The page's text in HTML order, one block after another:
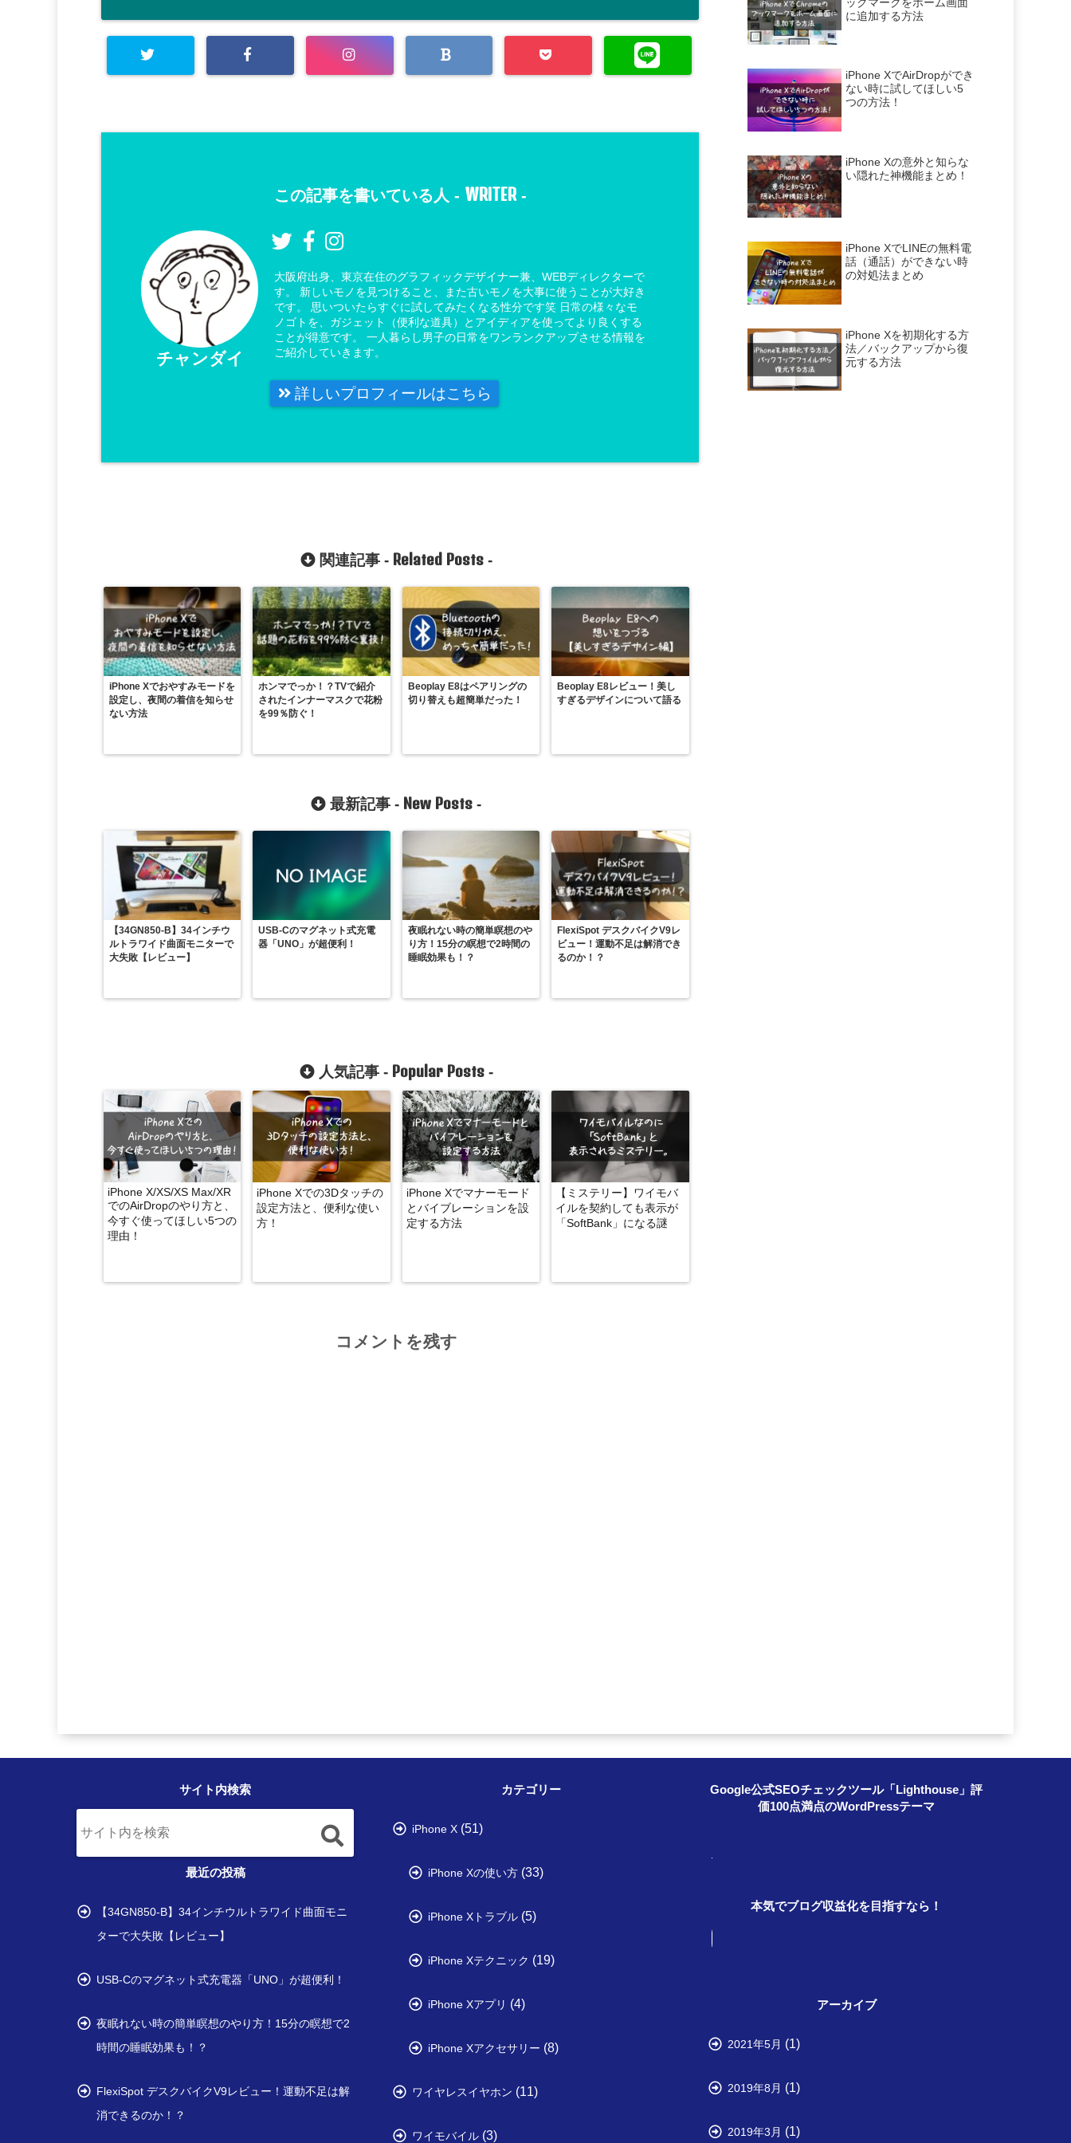
この記事を書いている人 - WRITER-
チャンダイ
大阪府出身、東京在住のグラフィックデザイナー兼、WEBディレクターで
す。 新しいモノを見つけること、また古いモノを大事に使うことが大好き
です。 思いついたらすぐに試してみたくなる性分です笑 日常の様々なモ
ノゴトを、ガジェット（便利な道具）とアイディアを使ってより良くする
ことが得意です。 一人暮らし男子の日常をワンランクアップさせる情報を
ご紹介していきます。
詳しいプロフィールはこちら
関連記事 - Related Posts-
iPhone Xでおやすみモードを
設定し、夜間の着信を知らせ
ない方法
ホンマでっか！？TVで紹介
されたインナーマスクで花粉
を99％防ぐ！
Beoplay E8はペアリングの
切り替えも超簡単だった！
Beoplay E8レビュー！美し
すぎるデザインについて語る
最新記事 - New Posts -
【34GN850-B】34インチウ
ルトラワイド曲面モニターで
大失敗【レビュー】
USB-Cのマグネット式充電
器「UNO」が超便利！
夜眠れない時の簡単瞑想のや
り方！15分の瞑想で2時間の
睡眠効果も！？
FlexiSpot デスクバイクV9レ
ビュー！運動不足は解消でき
るのか！？
人気記事 - Popular Posts-
iPhone X/XS/XS Max/XR
でのAirDropのやり方と、
今すぐ使ってほしい5つの
理由！
iPhone Xでの3Dタッチの
設定方法と、便利な使い
方！
iPhone Xでマナーモード
とバイブレーションを設
定する方法
【ミステリー】ワイモバ
イルを契約しても表示が
「SoftBank」になる謎
コメントを残す
ックマークをホーム画面
に追加する方法
iPhone XでAirDropができ
ない時に試してほしい5
つの方法！
iPhone Xの意外と知らな
い隠れた神機能まとめ！
iPhone XでLINEの無料電
話（通話）ができない時
の対処法まとめ
iPhone Xを初期化する方
法／バックアップから復
元する方法
サイト内検索
最近の投稿
【34GN850-B】34インチウルトラワイド曲面モニ
ターで大失敗【レビュー】
USB-Cのマグネット式充電器「UNO」が超便利！
夜眠れない時の簡単瞑想のやり方！15分の瞑想で2
時間の睡眠効果も！？
FlexiSpot デスクバイクV9レビュー！運動不足は解
消できるのか！？
カテゴリー
iPhone X (51)
iPhone Xの使い方 (33)
iPhone Xトラブル (5)
iPhone Xテクニック (19)
iPhone Xアプリ (4)
iPhone Xアクセサリー (8)
ワイヤレスイヤホン (11)
ワイモバイル (3)
Google公式SEOチェックツール「Lighthouse」評
価100点満点のWordPressテーマ